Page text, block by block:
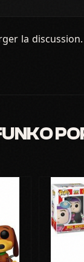
la discussion.